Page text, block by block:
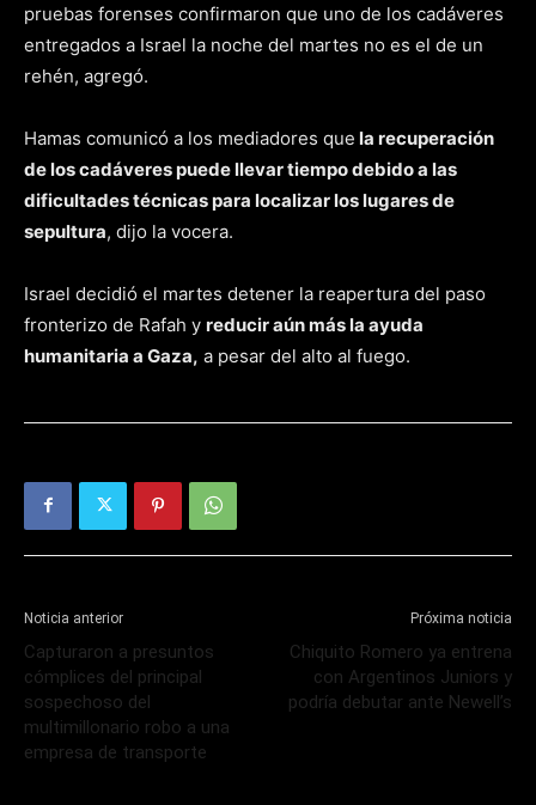
pruebas forenses confirmaron que uno de los cadáveres
entregados a Israel la noche del martes no es el de un
rehén, agregó.
Hamas comunicó a los mediadores que la recuperación
de los cadáveres puede llevar tiempo debido a las
dificultades técnicas para localizar los lugares de
sepultura, dijo la vocera.
Israel decidió el martes detener la reapertura del paso
fronterizo de Rafah y reducir aún más la ayuda
humanitaria a Gaza, a pesar del alto al fuego.
Noticia anterior
Capturaron a presuntos
cómplices del principal
sospechoso del
multimillonario robo a una
empresa de transporte
Próxima noticia
Chiquito Romero ya entrena
con Argentinos Juniors y
podría debutar ante Newell’s